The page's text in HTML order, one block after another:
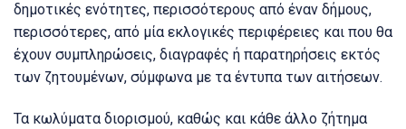
δημοτικές ενότητες, περισσότερους από έναν δήμους,
περισσότερες, από μία εκλογικές περιφέρειες και που θα
έχουν συμπληρώσεις, διαγραφές ή παρατηρήσεις εκτός
των ζητουμένων, σύμφωνα με τα έντυπα των αιτήσεων.
Τα κωλύματα διορισμού, καθώς και κάθε άλλο ζήτημα